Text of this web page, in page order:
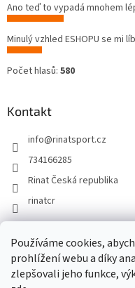
Používáme cookies,
prohlížení webu a díky
zlepšovali jeho funkce,
Ano teď to vypadá mnohem
Minulý vzhled ESHOPU se mi
Počet hlasů: 580
Kontakt
info@rinatsport.cz
734166285
Rinat Česká republika
rinatcr
Rinat